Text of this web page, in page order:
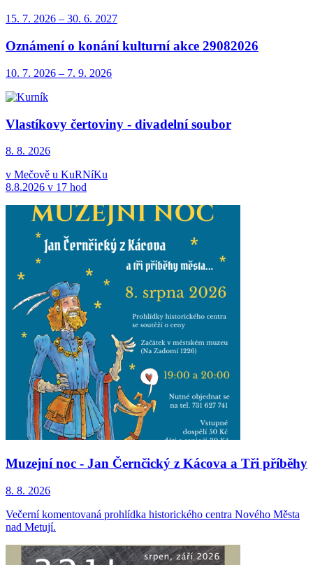
15. 7. 2026 – 30. 6. 2027
Oznámení o konání kulturní akce 29082026
10. 7. 2026 – 7. 9. 2026
Vlastíkovy čertoviny - divadelní soubor
8. 8. 2026
v Mečově u KuRNíKu
8.8.2026 v 17 hod
Muzejní noc - Jan Černčický z Kácova a Tři příběhy
8. 8. 2026
Večerní komentovaná prohlídka historického centra Nového Města
nad Metují.